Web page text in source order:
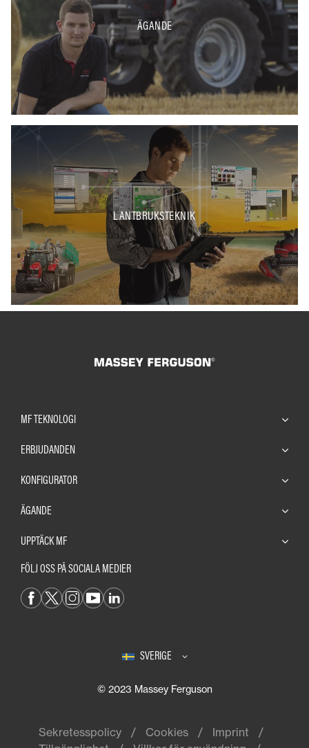
ÄGANDE
LANTBRUKSTEKNIK
MF TEKNOLOGI
ERBJUDANDEN
KONFIGURATOR
ÄGANDE
UPPTÄCK MF
FÖLJ OSS PÅ SOCIALA MEDIER
SVERIGE
© 2023 Massey Ferguson
Sekretesspolicy Cookies
Imprint